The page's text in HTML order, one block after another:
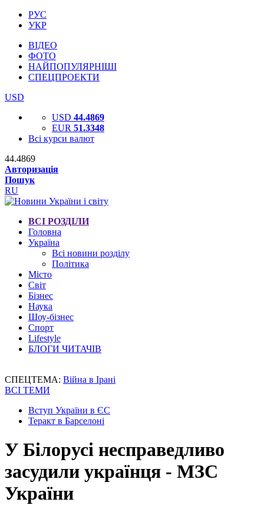
РУС
УКР
ВІДЕО
ФОТО
НАЙПОПУЛЯРНІШІ
СПЕЦПРОЕКТИ
USD
USD 44.4869
EUR 51.3348
Всі курси валют
44.4869
Авторизація
Пошук
RU
ВСІ РОЗДІЛИ
Головна
Україна
Всі новини розділу
Політика
Місто
Світ
Бізнес
Наука
Шоу-бізнес
Спорт
Lifestyle
БЛОГИ ЧИТАЧІВ
СПЕЦТЕМА: Війна в Ірані
ВСІ ТЕМИ
Вступ України в ЄС
Теракт в Барселоні
У Білорусі несправедливо
засудили українця - МЗС
України